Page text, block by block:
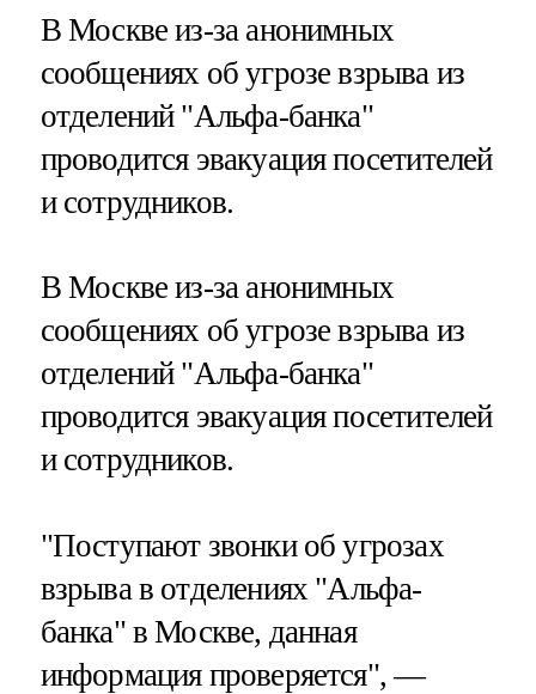
В Москве из-за анонимных
сообщениях об угрозе взрыва из
отделений "Альфа-банка"
проводится эвакуация посетителей
и сотрудников.
В Москве из-за анонимных
сообщениях об угрозе взрыва из
отделений "Альфа-банка"
проводится эвакуация посетителей
и сотрудников.
"Поступают звонки об угрозах
взрыва в отделениях "Альфа-
банка" в Москве, данная
информация проверяется", —